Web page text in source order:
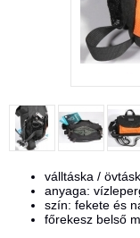
válltáska /
anyaga:
szín: fekete és
főrekesz belső